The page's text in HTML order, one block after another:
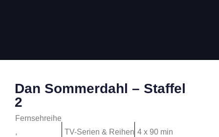
Dan Sommerdahl – Staffel
2
Fernsehreihe
,
TV-Serien & Reihen 4 x 90 min